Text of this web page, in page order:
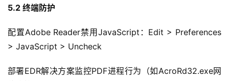
5.2 终端防护
配置Adobe Reader禁用JavaScript：Edit > Preferences
> JavaScript > Uncheck
部署EDR解决方案监控PDF进程行为（如AcroRd32.exe网